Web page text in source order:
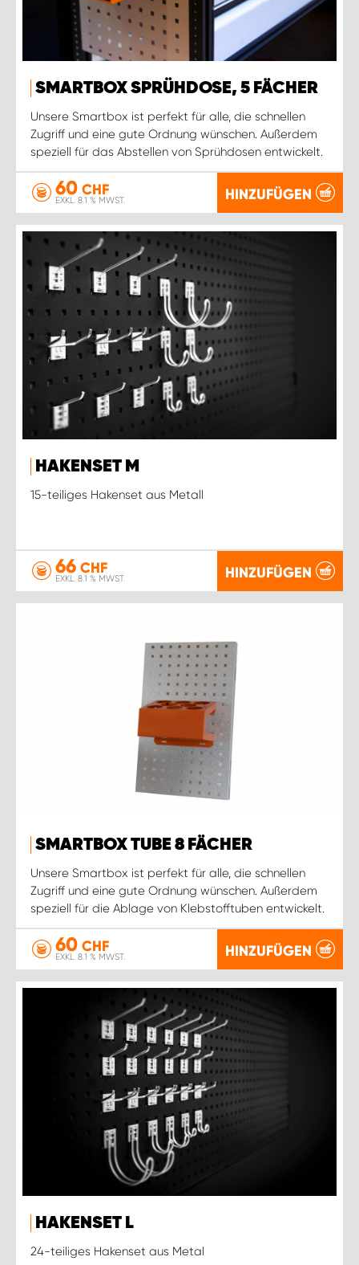
SMARTBOX SPRÜHDOSE, 5 FÄCHER
Unsere Smartbox ist perfekt für alle, die schnellen
Zugriff und eine gute Ordnung wünschen. Außerdem
speziell für das Abstellen von Sprühdosen entwickelt.
60 CHF
EXKL. 8.1 % MWST. HINZUFÜGEN
HAKENSET M
15-teiliges Hakenset aus Metall
66 CHF
EXKL. 8.1 % MWST. HINZUFÜGEN
SMARTBOX TUBE 8 FÄCHER
Unsere Smartbox ist perfekt für alle, die schnellen
Zugriff und eine gute Ordnung wünschen. Außerdem
speziell für die Ablage von Klebstofftuben entwickelt.
60 CHF
EXKL. 8.1 % MWST. HINZUFÜGEN
HAKENSET L
24-teiliges Hakenset aus Metal